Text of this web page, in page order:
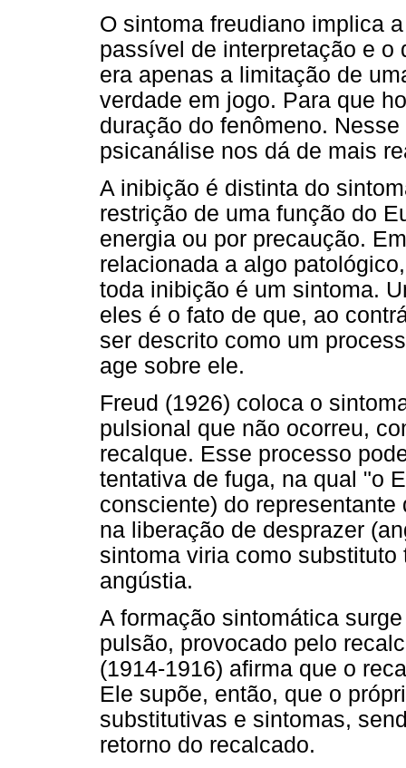
O sintoma freudiano implica
passível de interpretação e o
era apenas a limitação de
verdade em jogo. Para que
duração do fenômeno.
psicanálise nos dá de mais
A inibição é distinta do
restrição de uma função do
energia ou por precaução.
relacionada a algo
toda inibição é um sintoma.
eles é o fato de que, ao
ser descrito como um
age sobre ele.
Freud (1926) coloca o
pulsional que não ocorreu,
recalque. Esse processo
tentativa de fuga, na qual "o
consciente) do
na liberação de desprazer
sintoma viria como
angústia.
A formação sintomática
pulsão, provocado pelo
(1914-1916) afirma que o
Ele supõe, então, que o
substitutivas e sintomas,
retorno do recalcado.